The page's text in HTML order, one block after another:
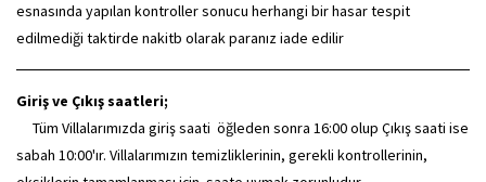
esnasında yapılan kontroller sonucu herhangi bir hasar tespit
edilmediği taktirde nakitb olarak paranız iade edilir
Giriş ve Çıkış saatleri;
Tüm Villalarımızda giriş saati öğleden sonra 16:00 olup Çıkış saati ise
sabah 10:00'ır. Villalarımızın temizliklerinin, gerekli kontrollerinin,